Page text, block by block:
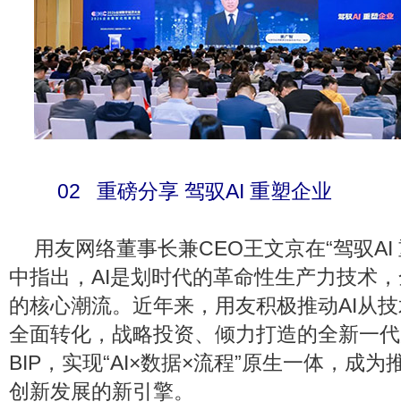
02 重磅分享 驾驭AI 重塑企业
用友网络董事长兼CEO王文京在“驾驭AI
中指出，AI是划时代的革命性生产力技术
的核心潮流。近年来，用友积极推动AI从
全面转化，战略投资、倾力打造的全新一
BIP，实现“AI×数据×流程”原生一体，成为
创新发展的新引擎。